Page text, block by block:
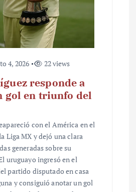
4, 2026 22 views
responde a
gol en triunfo del
con el América en el
Liga MX y dejó una clara
generadas sobre su
uruguayo ingresó en el
partido disputado en casa
y consiguió anotar un gol